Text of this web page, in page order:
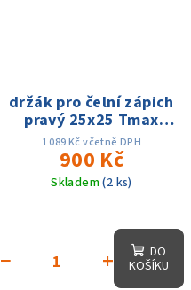
držák pro čelní zápich
pravý 25x25 Tmax
25mm dmin 80 - dmax
160mm, na MGMN400
1 089 Kč včetně DPH
900 Kč
Skladem(2 ks)
+
−
DO
KOŠÍKU